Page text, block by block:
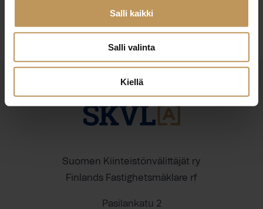
Salli kaikki
Salli valinta
Kiellä
Suomen Kiinteistönvälittäjät ry
Finlands Fastighetsmäklare rf
Pasilankatu 2